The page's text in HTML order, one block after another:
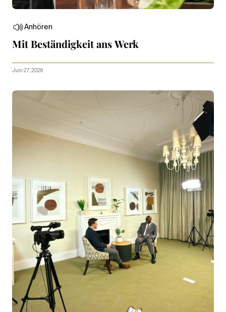
Anhören
Mit Beständigkeit ans Werk
Juni 27, 2026